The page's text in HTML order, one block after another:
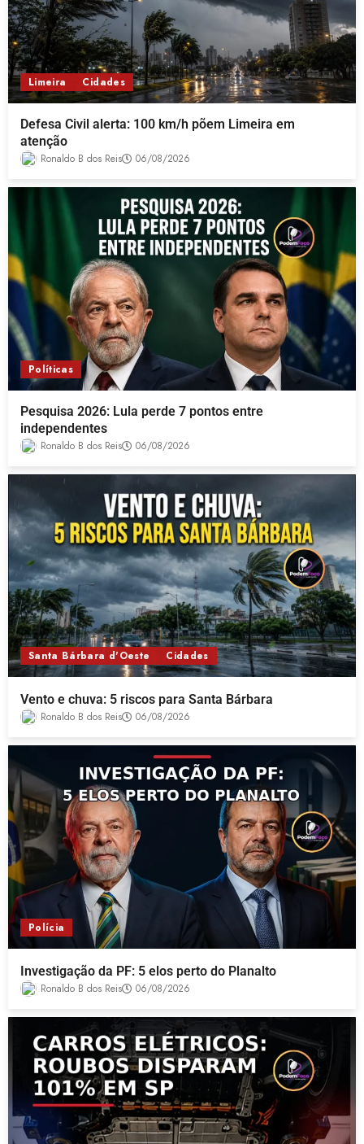
Limeira Cidades
Defesa Civil alerta: 100 km/h põem Limeira em
atenção
Ronaldo B dos Reis 06/08/2026
Políticas
Pesquisa 2026: Lula perde 7 pontos entre
independentes
Ronaldo B dos Reis 06/08/2026
Santa Bárbara d'Oeste Cidades
Vento e chuva: 5 riscos para Santa Bárbara
Ronaldo B dos Reis 06/08/2026
Polícia
Investigação da PF: 5 elos perto do Planalto
Ronaldo B dos Reis 06/08/2026